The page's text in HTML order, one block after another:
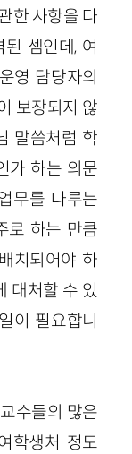
한 사항을 다
셈인데, 여
영 담당자의
보장되지 않
말씀처럼 학
가 하는 의문
무를 다루는
로 하는 만큼
치되어야 하
대처할 수 있
이 필요합니
수들의 많은
학생처 정도